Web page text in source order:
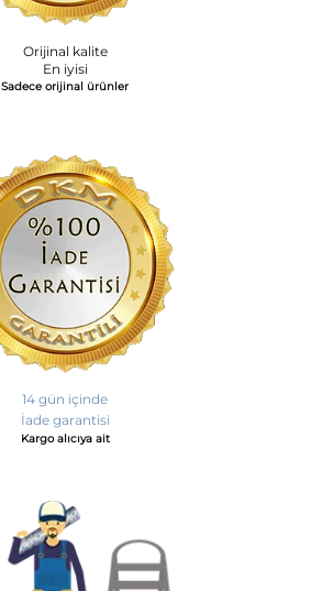
Orijinal kalite
En iyisi
Sadece orijinal ürünler
14 gün içinde
İade garantisi
Kargo alıcıya ait